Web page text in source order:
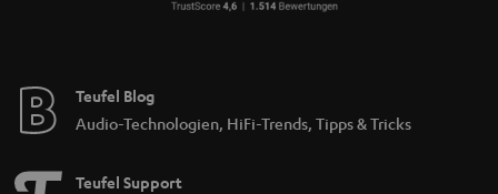
Teufel Blog
Audio-Technologien, HiFi-Trends, Tipps & Tricks
Teufel Support